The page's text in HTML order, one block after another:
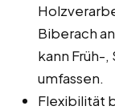
Biberach
kann Früh-
umfassen.
Flexibilität